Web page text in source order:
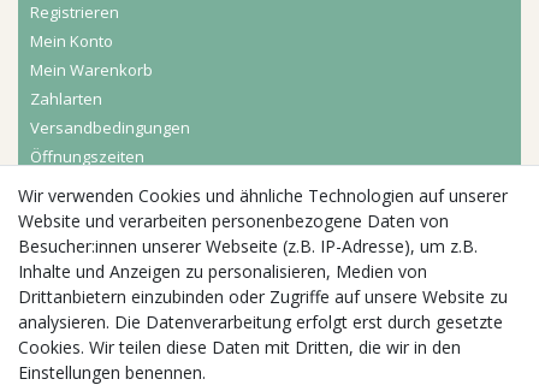
Registrieren
Mein Konto
Mein Warenkorb
Zahlarten
Versandbedingungen
Öffnungszeiten
Aktuelles
Busgruppen
Kindergeburtstage
Kindergartenausflug
Schulklassenausflug
Zwillingsrabatt
Wir verwenden Cookies und ähnliche Technologien auf unserer
Website und verarbeiten personenbezogene Daten von
Besucher:innen unserer Webseite (z.B. IP-Adresse), um z.B.
Inhalte und Anzeigen zu personalisieren, Medien von
Drittanbietern einzubinden oder Zugriffe auf unsere Website zu
analysieren. Die Datenverarbeitung erfolgt erst durch gesetzte
Cookies. Wir teilen diese Daten mit Dritten, die wir in den
Einstellungen benennen.